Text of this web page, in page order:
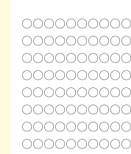
〇〇〇〇〇〇〇〇〇
〇〇〇〇〇〇〇〇〇
〇〇〇〇〇〇〇〇〇
〇〇〇〇〇〇〇〇〇
〇〇〇〇〇〇〇〇〇
〇〇〇〇〇〇〇〇〇
〇〇〇〇〇〇〇〇〇
〇〇〇〇〇〇〇〇〇